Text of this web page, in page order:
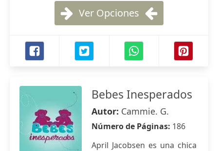
Ver Opciones
Bebes Inesperados
Autor: Cammie. G.
Número de Páginas: 186
April Jacobsen es una chica